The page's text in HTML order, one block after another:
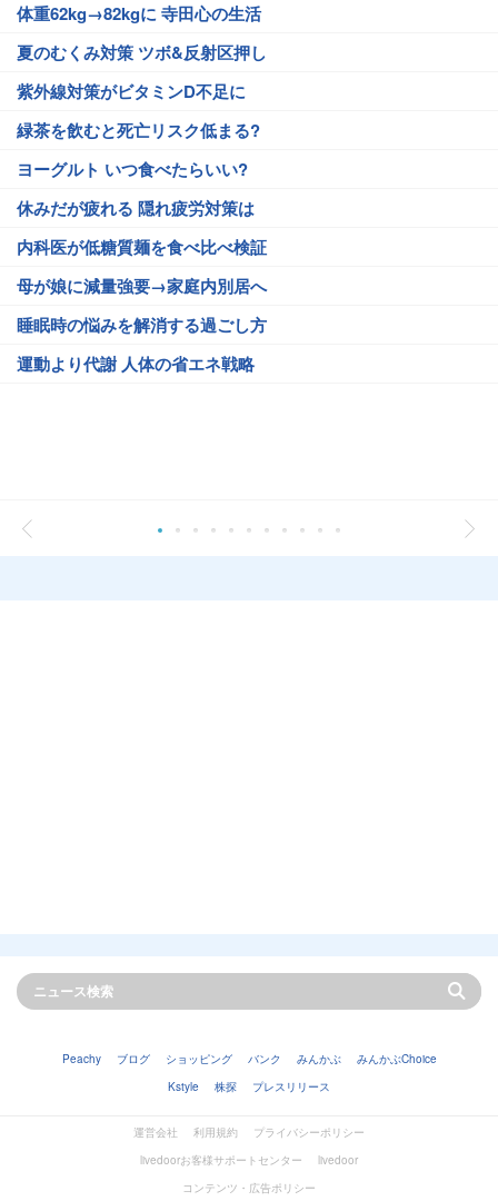
体重62kg→82kgに 寺田心の生活
夏のむくみ対策 ツボ&反射区押し
紫外線対策がビタミンD不足に
緑茶を飲むと死亡リスク低まる?
ヨーグルト いつ食べたらいい?
休みだが疲れる 隠れ疲労対策は
内科医が低糖質麺を食べ比べ検証
母が娘に減量強要→家庭内別居へ
睡眠時の悩みを解消する過ごし方
運動より代謝 人体の省エネ戦略
Peachy ブログ ショッピング バンク みんかぶ
みんかぶChoice
Kstyle
株探 プレスリリース
運営会社 利用規約
プライバシーポリシー
livedoorお客様サポートセンター
livedoor
コンテンツ・広告ポリシー